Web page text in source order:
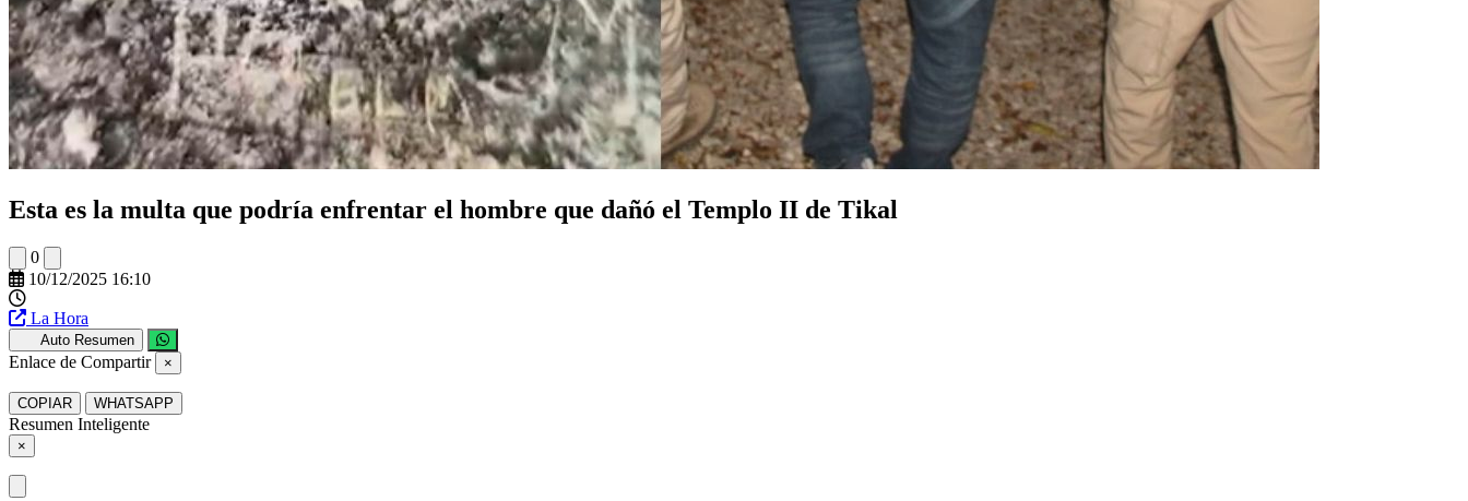
Esta es la multa que podría enfrentar el hombre que dañó el Templo II de Tikal
0
10/12/2025 16:10
La Hora
Auto Resumen
Enlace de Compartir ×
COPIAR WHATSAPP
Resumen Inteligente
×